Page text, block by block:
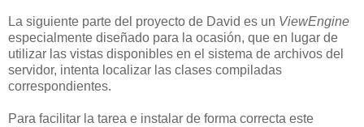
La siguiente parte del proyecto de David es un ViewEngine
especialmente diseñado para la ocasión, que en lugar de
utilizar las vistas disponibles en el sistema de archivos del
servidor, intenta localizar las clases compiladas
correspondientes.
Para facilitar la tarea e instalar de forma correcta este